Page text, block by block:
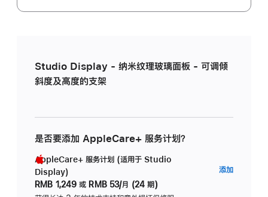
Studio Display - 纳米纹理玻璃面板 - 可调倾
斜度及高度的支架
是否要添加 AppleCare+ 服务计划？
AppleCare+ 服务计划 (适用于 Studio
Display)
RMB 1,249 或 RMB 53/月 (24 期)
添加